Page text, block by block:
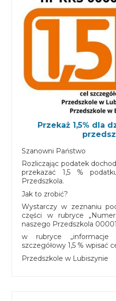
Przekaż 1,5% dla
Szanowni Państwo
Rozliczając podatek
przekazać 1,5 %
Przedszkola.
Jak to zrobić?
Wystarczy w zeznaniu
części w rubryce
naszego Przedszkola
w rubryce „informacje
szczegółowy 1,5 % wpisać
Przedszkole w Lubiszynie
Galeria
Wymagania edukacjne
Program logopedyczny
dostępności podmiotu